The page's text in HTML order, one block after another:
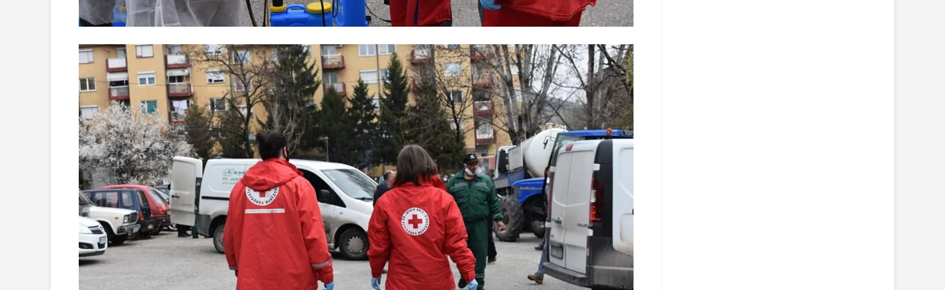
МЕЃУНАРОДНА СОРАБОТКА
ЗНАЧЕЊЕ НА СЛУЖБАТА ЗА БАРАЊЕ
ФОРМУЛАРИ ЗА БАРАЊА
ЗДРАВСТВЕНО ПРЕВЕНТИВНА ДЕЈНОСТ
ПРВА ПОМОШ
КРВОДАРИТЕЛСТВО
ИНФОРМАЦИИ ЗА БОЛЕСТИ
МЕНАЏМЕНТ НА ВОЛОНТЕРИ
ЗА НАС